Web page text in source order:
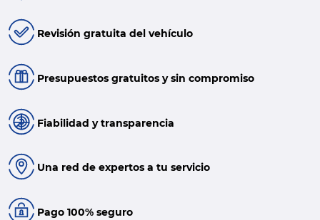
Revisión gratuita del vehículo
Presupuestos gratuitos y sin compromiso
Fiabilidad y transparencia
Una red de expertos a tu servicio
Pago 100% seguro